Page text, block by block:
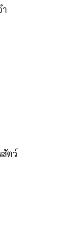
ตว์